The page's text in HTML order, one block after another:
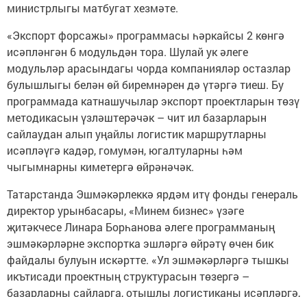
министрлыгы матбугат хезмәте.
«Экспорт форсажы» программасы һәркайсы 2 көнгә
исәпләнгән 6 модульдән тора. Шулай ук әлеге
модульләр арасындагы чорда компанияләр остазлар
булышлыгы белән өй биремнәрен дә үтәргә тиеш. Бу
программада катнашучылар экспорт проектларын төзү
методикасын үзләштерәчәк – чит ил базарларын
сайлаудан алып уңайлы логистик маршрутларны
исәпләүгә кадәр, гомумән, югалтуларны һәм
чыгымнарны киметергә өйрәнәчәк.
Татарстанда Эшмәкәрлеккә ярдәм итү фонды генераль
директор урынбасары, «Минем бизнес» үзәге
җитәкчесе Линара Борһанова әлеге программаның
эшмәкәрләрне экспортка эшләргә өйрәтү өчен бик
файдалы булуын искәртте. «Ул эшмәкәрләргә тышкы
икътисади проектның структурасын төзергә –
базарларны сайларга, отышлы логистиканы исәпләргә,